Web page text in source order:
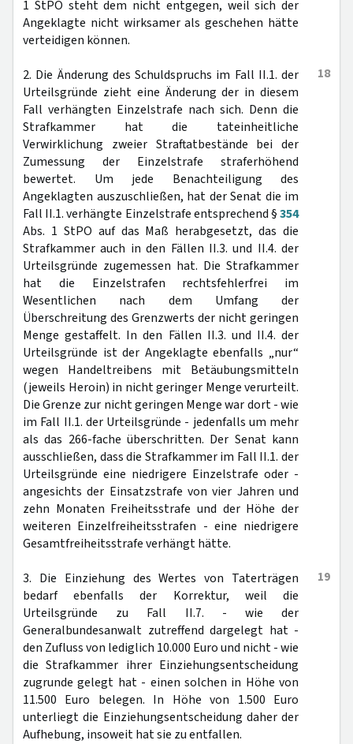
1 StPO steht dem nicht entgegen, weil sich der
Angeklagte nicht wirksamer als geschehen hätte
verteidigen können.
18
2. Die Änderung des Schuldspruchs im Fall II.1. der
Urteilsgründe zieht eine Änderung der in diesem
Fall verhängten Einzelstrafe nach sich. Denn die
Strafkammer hat die tateinheitliche
Verwirklichung zweier Straftatbestände bei der
Zumessung der Einzelstrafe straferhöhend
bewertet. Um jede Benachteiligung des
Angeklagten auszuschließen, hat der Senat die im
Fall II.1. verhängte Einzelstrafe entsprechend §354
Abs. 1 StPO auf das Maß herabgesetzt, das die
Strafkammer auch in den Fällen II.3. und II.4. der
Urteilsgründe zugemessen hat. Die Strafkammer
hat die Einzelstrafen rechtsfehlerfrei im
Wesentlichen nach dem Umfang der
Überschreitung des Grenzwerts der nicht geringen
Menge gestaffelt. In den Fällen II.3. und II.4. der
Urteilsgründe ist der Angeklagte ebenfalls „nur“
wegen Handeltreibens mit Betäubungsmitteln
(jeweils Heroin) in nicht geringer Menge verurteilt.
Die Grenze zur nicht geringen Menge war dort - wie
im Fall II.1. der Urteilsgründe - jedenfalls um mehr
als das 266-fache überschritten. Der Senat kann
ausschließen, dass die Strafkammer im Fall II.1. der
Urteilsgründe eine niedrigere Einzelstrafe oder -
angesichts der Einsatzstrafe von vier Jahren und
zehn Monaten Freiheitsstrafe und der Höhe der
weiteren Einzelfreiheitsstrafen - eine niedrigere
Gesamtfreiheitsstrafe verhängt hätte.
19
3. Die Einziehung des Wertes von Taterträgen
bedarf ebenfalls der Korrektur, weil die
Urteilsgründe zu Fall II.7. - wie der
Generalbundesanwalt zutreffend dargelegt hat -
den Zufluss von lediglich 10.000 Euro und nicht - wie
die Strafkammer ihrer Einziehungsentscheidung
zugrunde gelegt hat - einen solchen in Höhe von
11.500 Euro belegen. In Höhe von 1.500 Euro
unterliegt die Einziehungsentscheidung daher der
Aufhebung, insoweit hat sie zu entfallen.